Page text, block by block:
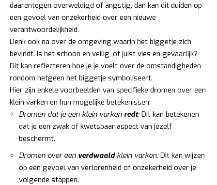
daarentegen overweldigd of angstig, dan kan dit duiden op
een gevoel van onzekerheid over een nieuwe
verantwoordelijkheid.
Denk ook na over de omgeving waarin het biggetje zich
bevindt. Is het schoon en veilig, of juist vies en gevaarlijk?
Dit kan reflecteren hoe je je voelt over de omstandigheden
rondom hetgeen het biggetje symboliseert.
Hier zijn enkele voorbeelden van specifieke dromen over een
klein varken en hun mogelijke betekenissen:
Dromen dat je een klein varken redt:Dit kan betekenen
dat je een zwak of kwetsbaar aspect van jezelf
beschermt.
Dromen over een verdwaaldklein varken:Dit kan wijzen
op een gevoel van verlorenheid of onzekerheid over je
volgende stappen.